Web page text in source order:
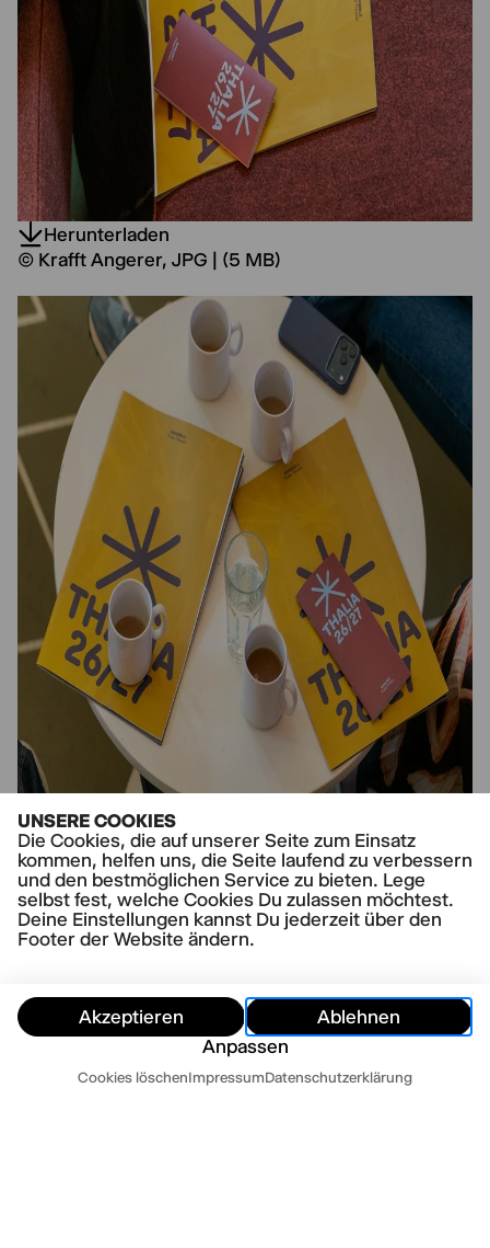
UNSERE COOKIES
Die Cookies, die auf unserer Seite zum Einsatz
kommen, helfen uns, die Seite laufend zu verbessern
und den bestmöglichen Service zu bieten. Lege
selbst fest, welche Cookies Du zulassen möchtest.
Deine Einstellungen kannst Du jederzeit über den
Footer der Website ändern.
Akzeptieren
Ablehnen
Anpassen
Cookies löschenImpressumDatenschutzerklärung
Termine
Herunterladen
© Krafft Angerer, JPG | (5 MB)
Herunterladen
JPG | (3.7 MB)